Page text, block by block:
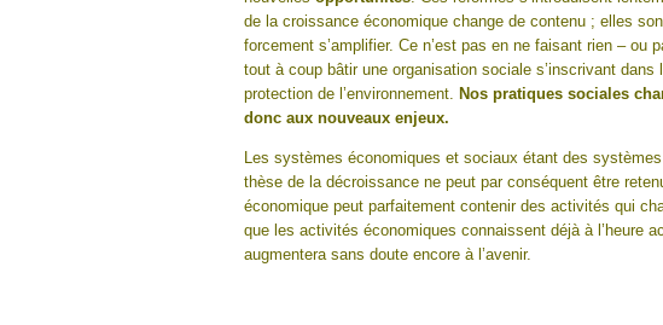
de la croissance économique change de contenu ; elles
forcement s’amplifier. Ce n’est pas en ne faisant rien – ou
tout à coup bâtir une organisation sociale s’inscrivant
protection de l’environnement.
Nos pratiques sociales
donc aux nouveaux enjeux.
Les systèmes économiques et sociaux étant des
thèse de la décroissance ne peut par conséquent être
économique peut parfaitement contenir des activités qui
que les activités économiques connaissent déjà à l’heure
augmentera sans doute encore à l’avenir.